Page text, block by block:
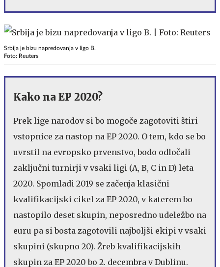
Srbija je bizu napredovanja v ligo B.
Foto: Reuters
Kako na EP 2020?
Prek lige narodov si bo mogoče zagotoviti štiri
vstopnice za nastop na EP 2020. O tem, kdo se bo
uvrstil na evropsko prvenstvo, bodo odločali
zaključni turnirji v vsaki ligi (A, B, C in D) leta
2020. Spomladi 2019 se začenja klasični
kvalifikacijski cikel za EP 2020, v katerem bo
nastopilo deset skupin, neposredno udeležbo na
euru pa si bosta zagotovili najboljši ekipi v vsaki
skupini (skupno 20). Žreb kvalifikacijskih
skupin za EP 2020 bo 2. decembra v Dublinu.